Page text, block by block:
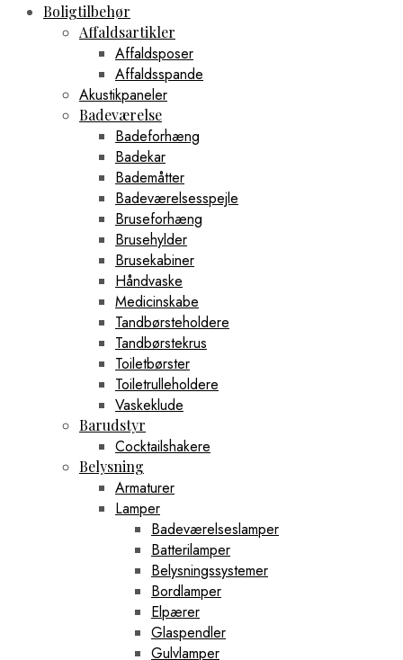
Boligtilbehør
Affaldsartikler
Affaldsposer
Affaldsspande
Akustikpaneler
Badeværelse
Badeforhæng
Badekar
Bademåtter
Badeværelsesspejle
Bruseforhæng
Brusehylder
Brusekabiner
Håndvaske
Medicinskabe
Tandbørsteholdere
Tandbørstekrus
Toiletbørster
Toiletrulleholdere
Vaskeklude
Barudstyr
Cocktailshakere
Belysning
Armaturer
Lamper
Badeværelseslamper
Batterilamper
Belysningssystemer
Bordlamper
Elpærer
Glaspendler
Gulvlamper